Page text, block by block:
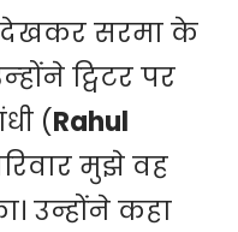
देखकर सरमा के
ट्विटर पर
(Rahul
मुझे वह
उन्होंने कहा